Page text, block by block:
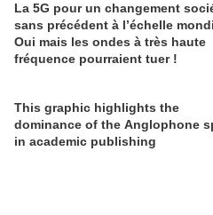
La 5G pour un changement
sans précédent à l’échelle
Oui mais les ondes à très haute
fréquence pourraient tuer !
This graphic highlights the
dominance of the Anglophone
in academic publishing